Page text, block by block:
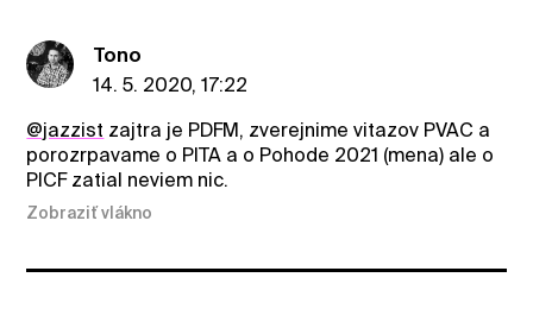
Tono
14. 5. 2020, 17:22
@jazzist zajtra je PDFM, zverejnime vitazov PVAC a
porozrpavame o PITA a o Pohode 2021 (mena) ale o
PICF zatial neviem nic.
Zobraziť vlákno